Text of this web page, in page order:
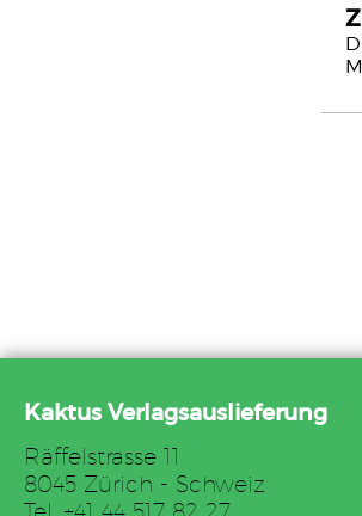
Kaktus Verlagsauslieferung
Räffelstrasse 11
8045 Zürich - Schweiz
Tel. +41 44 517 82 27